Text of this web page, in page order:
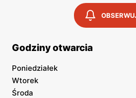
Godziny otwarcia
Poniedziałek
Wtorek
Środa